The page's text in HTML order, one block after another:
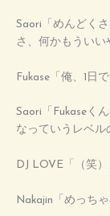
Saori「めんどく
さ、何かもういい
Fukase「俺、1日
Saori「Fukaseく
なっていうレベル
DJ LOVE「（笑）
Nakajin「めっち